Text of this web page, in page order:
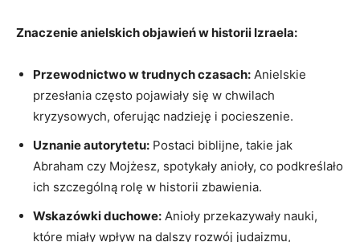
Znaczenie anielskich objawień w historii Izraela:
Przewodnictwo w trudnych czasach: Anielskie
przesłania często pojawiały się w chwilach
kryzysowych, oferując nadzieję i pocieszenie.
Uznanie autorytetu: Postaci biblijne, takie jak
Abraham czy Mojżesz, spotykały anioły, co podkreślało
ich szczególną rolę w historii zbawienia.
Wskazówki duchowe: Anioły przekazywały nauki,
które miały wpływ na dalszy rozwój judaizmu,